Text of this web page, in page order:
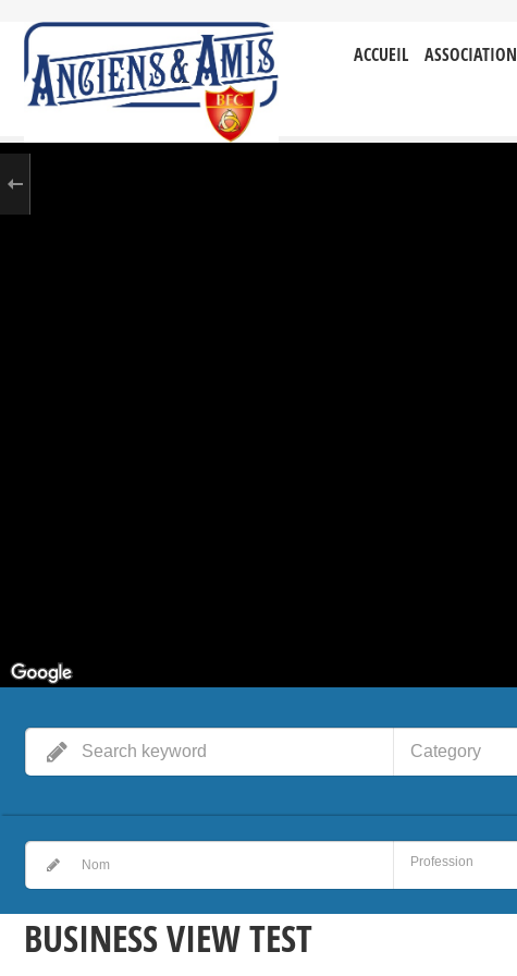
ACCUEIL ASSOCIATION
Category
BUSINESS VIEW TEST